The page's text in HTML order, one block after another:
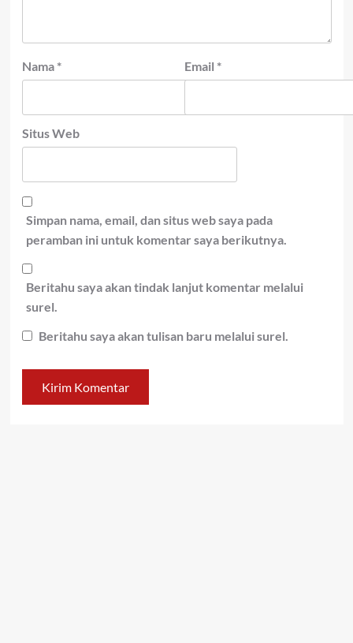
Nama * Email *
Situs Web
Simpan nama, email, dan situs web saya pada
peramban ini untuk komentar saya berikutnya.
Beritahu saya akan tindak lanjut komentar melalui
surel.
Beritahu saya akan tulisan baru melalui surel.